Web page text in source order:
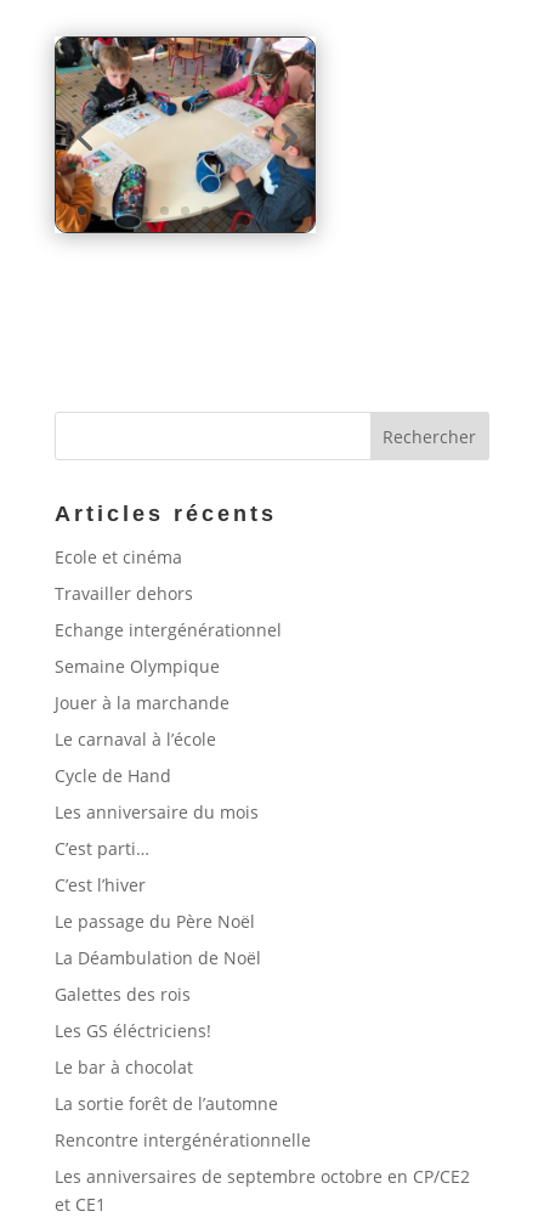
Articles récents
Ecole et cinéma
Travailler dehors
Echange intergénérationnel
Semaine Olympique
Jouer à la marchande
Le carnaval à l’école
Cycle de Hand
Les anniversaire du mois
C’est parti…
C’est l’hiver
Le passage du Père Noël
La Déambulation de Noël
Galettes des rois
Les GS éléctriciens!
Le bar à chocolat
La sortie forêt de l’automne
Rencontre intergénérationnelle
Les anniversaires de septembre octobre en CP/CE2
et CE1